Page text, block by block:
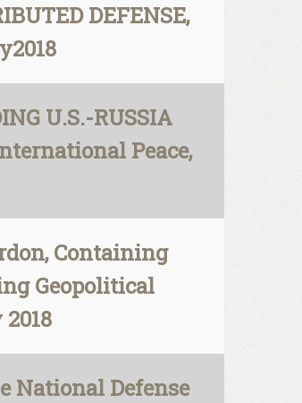
DEFENSE,
U.S.-RUSSIA
Peace,
Containing
Geopolitical
National Defense